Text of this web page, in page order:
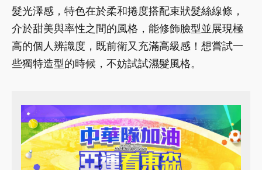
髮光澤感，特色在於柔和捲度搭配束狀髮絲線條，
介於甜美與率性之間的風格，能修飾臉型並展現極
高的個人辨識度，既前衛又充滿高級感！想嘗試一
些獨特造型的時候，不妨試試濕髮風格。